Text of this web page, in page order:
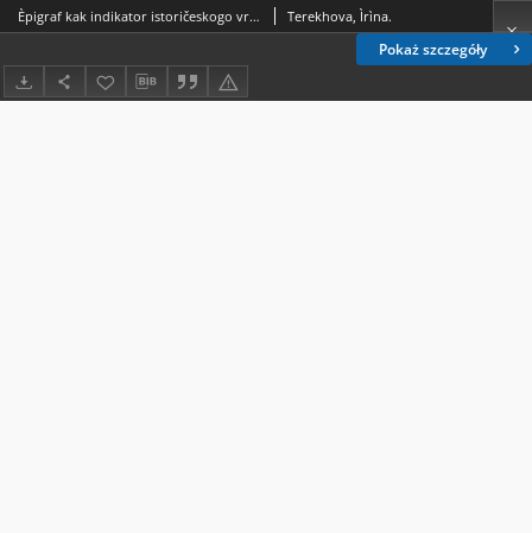
Pokaż szczegóły
Èpigraf kak indikator istoričeskogo vremeni v romane Pantelejmona Kuliša Čërnajâ rada. Hronika 1663 goda Terekhova, Ìrìna.